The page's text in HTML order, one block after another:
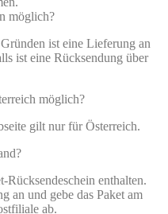
möglich?
ist eine Lieferung an
ist eine Rücksendung über
möglich?
gilt nur für Österreich.
Rücksendeschein enthalten.
an und gebe das Paket am
ab.